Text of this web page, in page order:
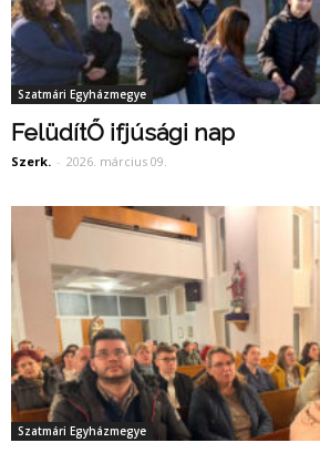
Szatmári Egyházmegye
FelüdítŐ ifjúsági nap
Szerk. - 2026. március 09.
Szatmári Egyházmegye